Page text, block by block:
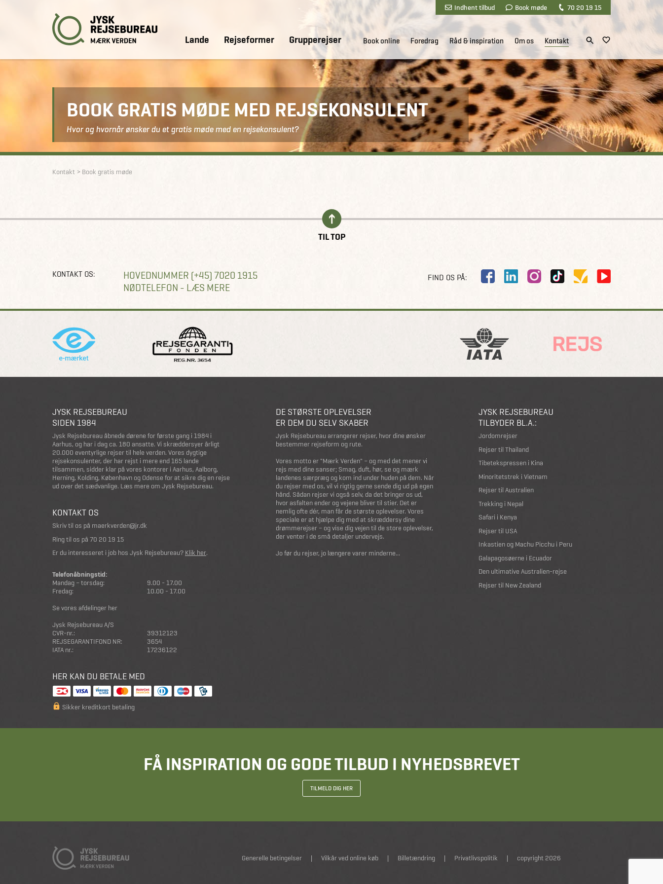
Indhent tilbud Book møde 70 20 19 15
Lande Rejseformer Grupperejser Book online Foredrag Råd & inspiration Om os Kontakt
BOOK GRATIS MØDE MED REJSEKONSULENT
Hvor og hvornår ønsker du et gratis møde med en rejsekonsulent?
Kontakt Book gratis møde
TIL TOP
KONTAKT OS:
HOVEDNUMMER (+45) 7020 1915
NØDTELEFON - LÆS MERE
FIND OS PÅ:
JYSK REJSEBUREAU
SIDEN 1984
Jysk Rejsebureau åbnede dørene for første gang i 1984 i
Aarhus, og har i dag ca. 180 ansatte. Vi skræddersyer årligt
20.000 eventyrlige rejser til hele verden. Vores dygtige
rejsekonsulenter, der har rejst i mere end 165 lande
tilsammen, sidder klar på vores kontorer i Aarhus, Aalborg,
Herning, Kolding, København og Odense for at sikre dig en rejse
ud over det sædvanlige. Læs mere om Jysk Rejsebureau.
KONTAKT OS
Skriv til os på maerkverden@jr.dk
Ring til os på 70 20 19 15
Er du interesseret i job hos Jysk Rejsebureau? Klik her.
Telefonåbningstid:
Mandag – torsdag:
9.00 - 17.00
Fredag:
10.00 - 17.00
Se vores afdelinger her
Jysk Rejsebureau A/S
CVR-nr.:
39312123
REJSEGARANTIFOND NR:
3654
IATA nr.:
17236122
HER KAN DU BETALE MED
Sikker kreditkort betaling
DE STØRSTE OPLEVELSER
ER DEM DU SELV SKABER
Jysk Rejsebureau arrangerer rejser, hvor dine ønsker
bestemmer rejseform og rute.
Vores motto er "Mærk Verden" – og med det mener vi
rejs med dine sanser; Smag, duft, hør, se og mærk
landenes særpræg og kom ind under huden på dem. Når
du rejser med os, vil vi rigtig gerne sende dig ud på egen
hånd. Sådan rejser vi også selv, da det bringer os ud,
hvor asfalten ender og vejene bliver til stier. Det er
nemlig ofte dér, man får de største oplevelser. Vores
speciale er at hjælpe dig med at skræddersy dine
drømmerejser – og vise dig vejen til de store oplevelser,
der venter i de små detaljer undervejs.
Jo før du rejser, jo længere varer minderne...
JYSK REJSEBUREAU
TILBYDER BL.A.:
Jordomrejser
Rejser til Thailand
Tibetekspressen i Kina
Minoritetstrek i Vietnam
Rejser til Australien
Trekking i Nepal
Safari i Kenya
Rejser til USA
Inkastien og Machu Picchu i Peru
Galapagosøerne i Ecuador
Den ultimative Australien-rejse
Rejser til New Zealand
FÅ INSPIRATION OG GODE TILBUD I NYHEDSBREVET
TILMELD DIG HER
Generelle betingelser | Vilkår ved online køb | Billetændring | Privatlivspolitik | copyright 2026